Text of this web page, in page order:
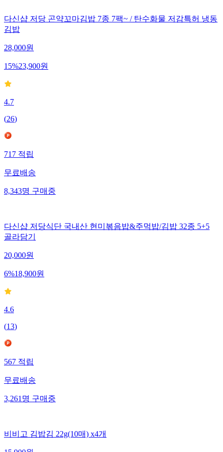
다신샵 저당 곤약꼬마김밥 7종 7팩~ / 탄수화물 저감특허 냉동
김밥
28,000원
15%23,900원
4.7
(26)
717적립
무료배송
8,343명구매중
다신샵 저당식단 국내산 현미볶음밥&주먹밥/김밥 32종 5+5
골라담기
20,000원
6%18,900원
4.6
(13)
567적립
무료배송
3,261명구매중
비비고 김밥김 22g(10매) x4개